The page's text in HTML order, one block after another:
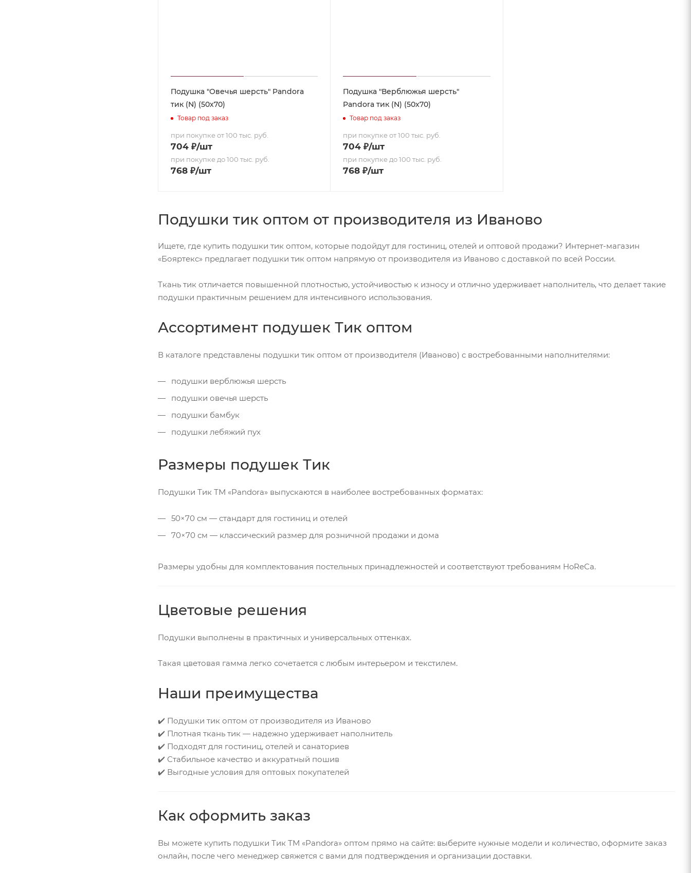
Подушка "Овечья шерсть" Pandora
тик (N) (50х70)
Товар под заказ
при покупке от 100 тыс. руб.
704 ₽/шт
при покупке до 100 тыс. руб.
768 ₽/шт
Подушка "Верблюжья шерсть"
Pandora тик (N) (50х70)
Товар под заказ
при покупке от 100 тыс. руб.
704 ₽/шт
при покупке до 100 тыс. руб.
768 ₽/шт
Подушки тик оптом от производителя из Иваново
Ищете, где купить подушки тик оптом, которые подойдут для гостиниц, отелей и оптовой продажи? Интернет-магазин
«Бояртекс» предлагает подушки тик оптом напрямую от производителя из Иваново с доставкой по всей России.
Ткань тик отличается повышенной плотностью, устойчивостью к износу и отлично удерживает наполнитель, что делает такие
подушки практичным решением для интенсивного использования.
Ассортимент подушек Тик оптом
В каталоге представлены подушки тик оптом от производителя (Иваново) с востребованными наполнителями:
подушки верблюжья шерсть
подушки овечья шерсть
подушки бамбук
подушки лебяжий пух
Размеры подушек Тик
Подушки Тик ТМ «Pandora» выпускаются в наиболее востребованных форматах:
50×70 см — стандарт для гостиниц и отелей
70×70 см — классический размер для розничной продажи и дома
Размеры удобны для комплектования постельных принадлежностей и соответствуют требованиям HoReCa.
Цветовые решения
Подушки выполнены в практичных и универсальных оттенках.
Такая цветовая гамма легко сочетается с любым интерьером и текстилем.
Наши преимущества
✔️ Подушки тик оптом от производителя из Иваново
✔️ Плотная ткань тик — надежно удерживает наполнитель
✔️ Подходят для гостиниц, отелей и санаториев
✔️ Стабильное качество и аккуратный пошив
✔️ Выгодные условия для оптовых покупателей
Как оформить заказ
Вы можете купить подушки Тик ТМ «Pandora» оптом прямо на сайте: выберите нужные модели и количество, оформите заказ
онлайн, после чего менеджер свяжется с вами для подтверждения и организации доставки.